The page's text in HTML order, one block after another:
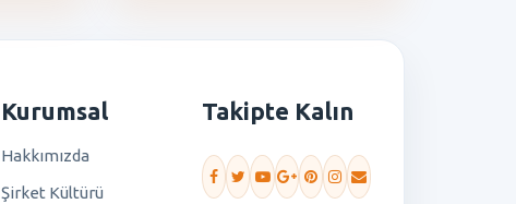
Kurumsal
Hakkımızda
Şirket Kültürü
Takipte Kalın